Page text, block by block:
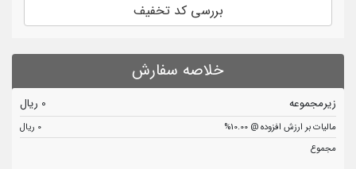
بررسی کد تخفیف
خلاصه سفارش
زیرمجموعه 0 ریال
مالیات بر ارزش افزوده @ 10.00%
0 ریال
مجموع